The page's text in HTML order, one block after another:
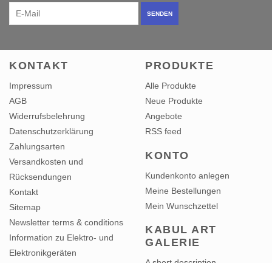
SENDEN
KONTAKT
Impressum
AGB
Widerrufsbelehrung
Datenschutzerklärung
Zahlungsarten
Versandkosten und
Rücksendungen
Kontakt
Sitemap
Newsletter terms & conditions
Information zu Elektro- und
Elektronikgeräten
PRODUKTE
Alle Produkte
Neue Produkte
Angebote
RSS feed
KONTO
Kundenkonto anlegen
Meine Bestellungen
Mein Wunschzettel
KABUL ART
GALERIE